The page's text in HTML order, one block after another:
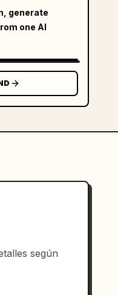
generate
one AI
según